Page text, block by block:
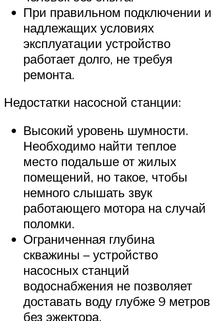
При правильном подключении и
надлежащих условиях
эксплуатации устройство
работает долго, не требуя
ремонта.
Недостатки насосной станции:
Высокий уровень шумности.
Необходимо найти теплое
место подальше от жилых
помещений, но такое, чтобы
немного слышать звук
работающего мотора на случай
поломки.
Ограниченная глубина
скважины – устройство
насосных станций
водоснабжения не позволяет
доставать воду глубже 9 метров
без эжектора.